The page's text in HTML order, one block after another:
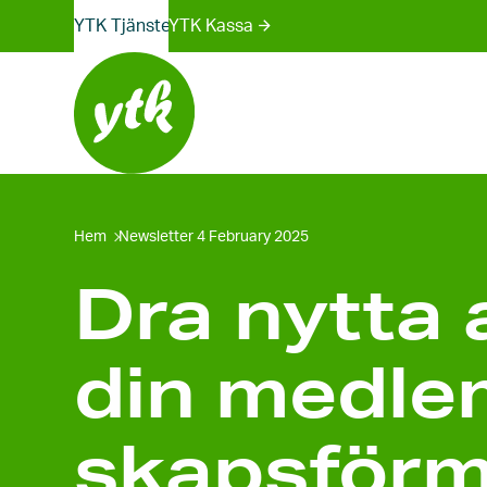
Webbplatser-
menyn
YTK TjänsterYTK Kassa
Hem Newsletter 4 February 2025
Dra nytta
din